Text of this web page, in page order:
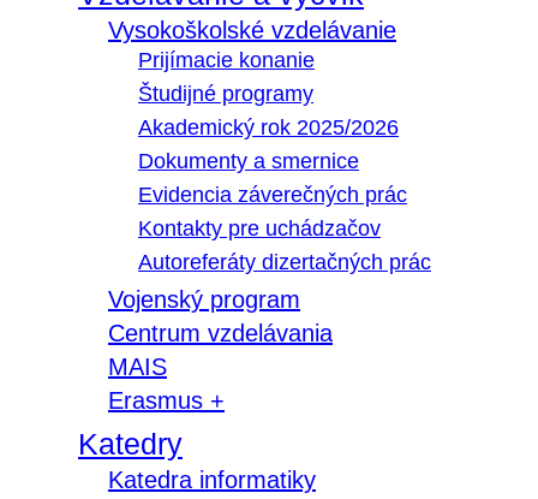
Vysokoškolské vzdelávanie
Prijímacie konanie
Študijné programy
Akademický rok 2025/2026
Dokumenty a smernice
Evidencia záverečných prác
Kontakty pre uchádzačov
Autoreferáty dizertačných prác
Vojenský program
Centrum vzdelávania
MAIS
Erasmus +
Katedry
Katedra informatiky